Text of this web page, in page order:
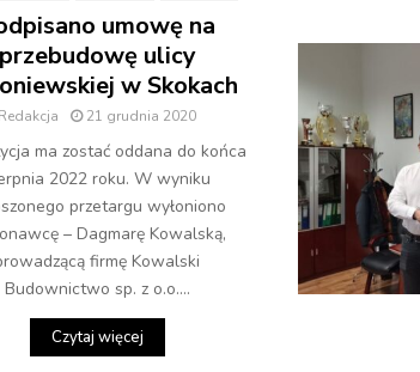
umowę na
przebudowę ulicy
w Skokach
Redakcja 21 grudnia 2020
ma zostać oddana do końca
2022 roku. W wyniku
przetargu wyłoniono
– Dagmarę Kowalską,
firmę Kowalski
Budownictwo sp. z o.o....
Czytaj więcej